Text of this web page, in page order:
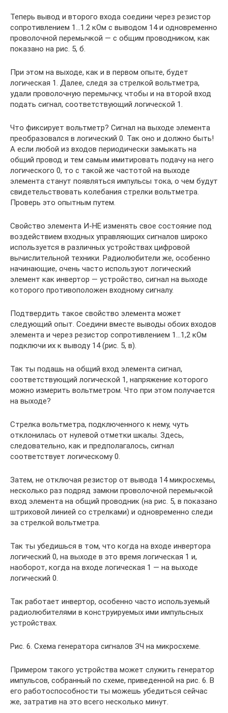
Теперь вывод и второго входа соедини через резистор
сопротивлением 1…1.2 кОм с выводом 14 и одновременно
проволочной перемычкой — с общим проводником, как
показано на рис. 5, б.
При этом на выходе, как и в первом опыте, будет
логическая 1. Далее, следя за стрелкой вольтметра,
удали проволочную перемычку, чтобы и на второй вход
подать сигнал, соответствующий логической 1.
Что фиксирует вольтметр? Сигнал на выходе элемента
преобразовался в логический 0. Так оно и должно быть!
А если любой из входов периодически замыкать на
общий провод и тем самым имитировать подачу на него
логического 0, то с такой же частотой на выходе
элемента станут появляться импульсы тока, о чем будут
свидетельствовать колебания стрелки вольтметра.
Проверь это опытным путем.
Свойство элемента И-НЕ изменять свое состояние под
воздействием входных управляющих сигналов широко
используется в различных устройствах цифровой
вычислительной техники. Радиолюбители же, особенно
начинающие, очень часто используют логический
элемент как инвертор — устройство, сигнал на выходе
которого противоположен входному сигналу.
Подтвердить такое свойство элемента может
следующий опыт. Соедини вместе выводы обоих входов
элемента и через резистор сопротивлением 1…1,2 кОм
подключи их к выводу 14 (рис. 5, в).
Так ты подашь на общий вход элемента сигнал,
соответствующий логической 1, напряжение которого
можно измерить вольтметром. Что при этом получается
на выходе?
Стрелка вольтметра, подключенного к нему, чуть
отклонилась от нулевой отметки шкалы. Здесь,
следовательно, как и предполагалось, сигнал
соответствует логическому 0.
Затем, не отключая резистор от вывода 14 микросхемы,
несколько раз подряд замкни проволочной перемычкой
вход элемента на общий проводник (на рис. 5, в показано
штриховой линией со стрелками) и одновременно следи
за стрелкой вольтметра.
Так ты убедишься в том, что когда на входе инвертора
логический 0, на выходе в это время логическая 1 и,
наоборот, когда на входе логическая 1 — на выходе
логический 0.
Так работает инвертор, особенно часто используемый
радиолюбителями в конструируемых ими импульсных
устройствах.
Рис. 6. Схема генератора сигналов ЗЧ на микросхеме.
Примером такого устройства может служить генератор
импульсов, собранный по схеме, приведенной на рис. 6. В
его работоспособности ты можешь убедиться сейчас
же, затратив на это всего несколько минут.